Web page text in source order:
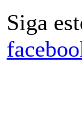
Siga